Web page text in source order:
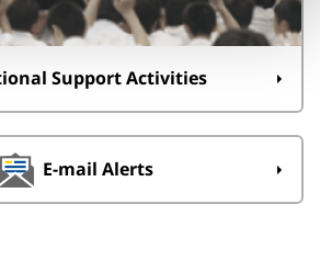
Support Activities
E-mail Alerts